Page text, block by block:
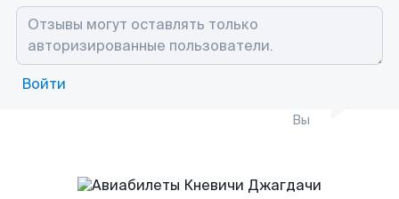
Войти
Вы